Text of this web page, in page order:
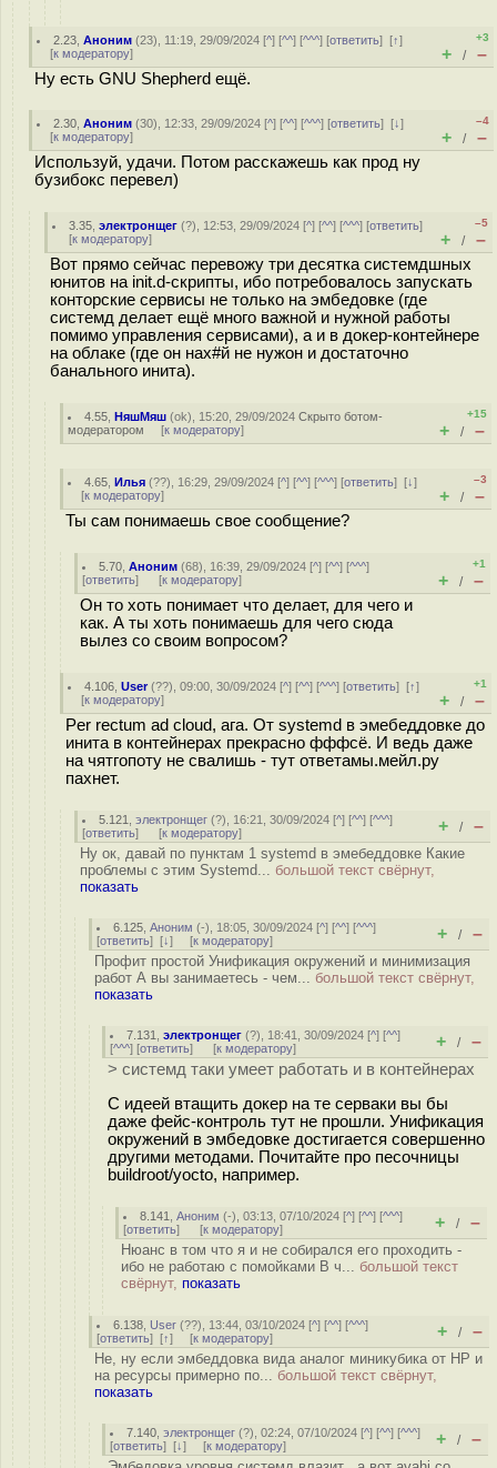
2.23 ,Аноним (23), 11:19, 29/09/2024 [^] [^^] [^^^] [ответить][↑]
[к модератору]
+3
+ / –
Ну есть GNU Shepherd ещё.
2.30 ,Аноним (30), 12:33, 29/09/2024 [^] [^^] [^^^] [ответить][↓]
[к модератору]
–4
+ / –
Используй, удачи. Потом расскажешь как прод ну
бузибокс перевел)
3.35 ,электронщег (?), 12:53, 29/09/2024 [^] [^^] [^^^] [ответить]
[к модератору]
–5
+ / –
Вот прямо сейчас перевожу три десятка системдшных
юнитов на init.d-скрипты, ибо потребовалось запускать
конторские сервисы не только на эмбедовке (где
системд делает ещё много важной и нужной работы
помимо управления сервисами), а и в докер-контейнере
на облаке (где он нах#й не нужон и достаточно
банального инита).
4.55 ,НяшМяш (ok), 15:20, 29/09/2024Скрыто ботом-
модератором [к модератору]
+15
+ / –
4.65 ,Илья (??), 16:29, 29/09/2024 [^] [^^] [^^^] [ответить][↓]
[к модератору]
–3
+ / –
Ты сам понимаешь свое сообщение?
5.70 ,Аноним (68), 16:39, 29/09/2024 [^] [^^] [^^^]
[ответить] [к модератору]
+1
+ / –
Он то хоть понимает что делает, для чего и
как. А ты хоть понимаешь для чего сюда
вылез со своим вопросом?
4.106 ,User(??), 09:00, 30/09/2024 [^] [^^] [^^^] [ответить][↑]
[к модератору]
+1
+ / –
Per rectum ad cloud, ага. От systemd в эмебеддовке до
инита в контейнерах прекрасно фффсё. И ведь даже
на чятгопоту не свалишь - тут ответамы.мейл.ру
пахнет.
5.121 ,электронщег (?), 16:21, 30/09/2024 [^] [^^] [^^^]
[ответить] [к модератору] + / –
Ну ок, давай по пунктам 1 systemd в эмебеддовке Какие
проблемы с этим Systemd... большой текст свёрнут,
показать
6.125 ,Аноним (-), 18:05, 30/09/2024 [^] [^^] [^^^]
[ответить] [↓] [к модератору] + / –
Профит простой Унификация окружений и минимизация
работ А вы занимаетесь - чем... большой текст свёрнут,
показать
7.131 ,электронщег (?), 18:41, 30/09/2024 [^] [^^]
[^^^] [ответить] [к модератору] + / –
> системд таки умеет работать и в контейнерах
С идеей втащить докер на те серваки вы бы
даже фейс-контроль тут не прошли. Унификация
окружений в эмбедовке достигается совершенно
другими методами. Почитайте про песочницы
buildroot/yocto, например.
8.141 ,Аноним (-), 03:13, 07/10/2024 [^] [^^] [^^^]
[ответить] [к модератору] + / –
Нюанс в том что я и не собирался его проходить -
ибо не работаю с помойками В ч... большой текст
свёрнут, показать
6.138 User (??), 13:44, 03/10/2024 [^] [^^] [^^^]
[ответить] [↑] [к модератору] + / –
Не, ну если эмбеддовка вида аналог миникубика от HP и
на ресурсы примерно по... большой текст свёрнут,
показать
7.140 ,электронщег (?), 02:24, 07/10/2024 [^] [^^] [^^^]
[ответить] [↓] [к модератору] + / –